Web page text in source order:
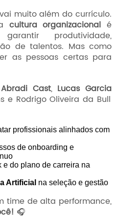
muito além do currículo.
cultura organizacional é
produtividade,
de talentos. Mas como
as pessoas certas para
Abradi Cast, Lucas Garcia
e Rodrigo Oliveira da Bull
profissionais alinhados com
de onboarding e
e do plano de carreira na
Artificial na seleção e gestão
time de alta performance,
🎧